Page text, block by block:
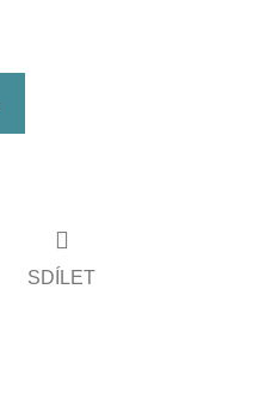
SDÍLET